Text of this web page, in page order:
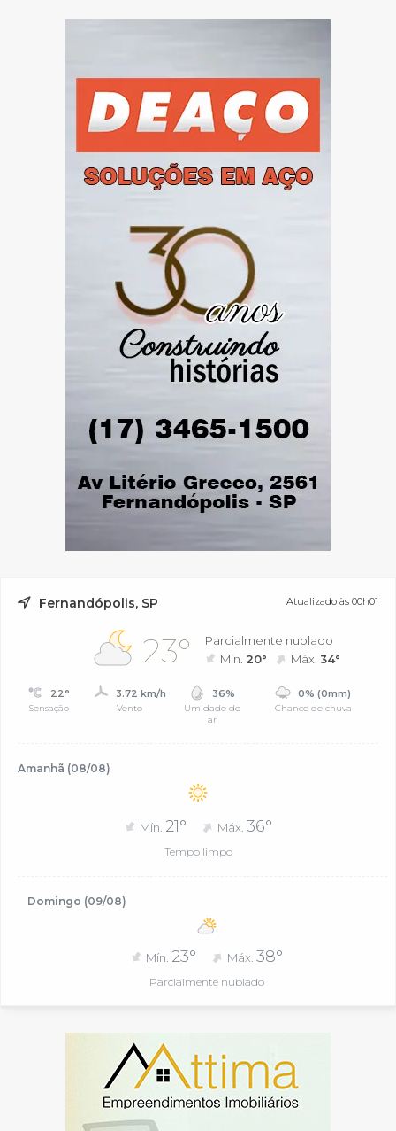
Fernandópolis, SP Atualizado às 00h01
23°
Parcialmente nublado
Mín. 20° Máx.34°
22°
Sensação
3.72 km/h
Vento
36%
Umidade do
ar
0% (0mm)
Chance de chuva
Amanhã (08/08)
Mín. 21° Máx. 36°
Tempo limpo
Domingo (09/08)
Mín. 23° Máx.38°
Parcialmente nublado